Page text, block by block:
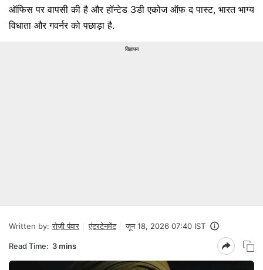
ऑफिस पर वापसी की है और हॉन्टेड 3डी एकोज ऑफ द पास्ट, भारत भाग्य
विधाता और गवर्नर को पछाड़ा है.
विज्ञापन
Written by: रोज़ी पंवार एंटरटेनमेंट जून 18, 2026 07:40 IST
Read Time: 3 mins